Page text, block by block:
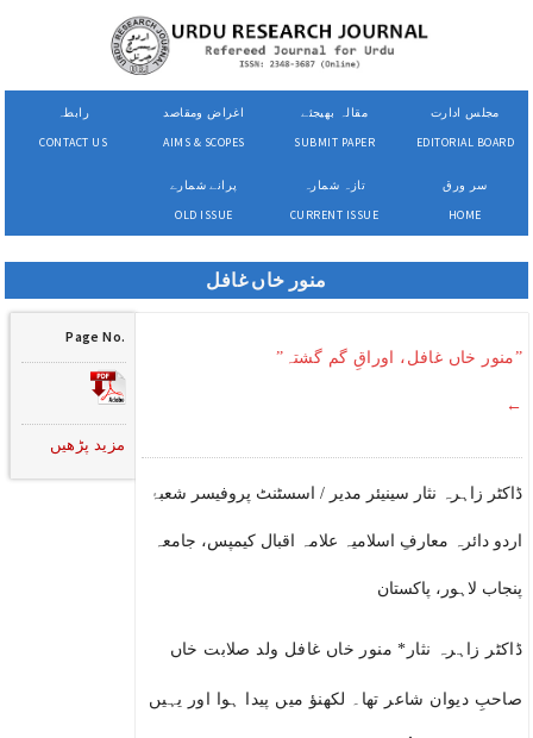
رابطہ
CONTACT US
اغراض ومقاصد
AIMS & SCOPES
مقالہ بھیجئے
SUBMIT PAPER
مجلس ادارت
EDITORIAL BOARD
پرانے شمارے
OLD ISSUE
تازہ شمارہ
CURRENT ISSUE
سر ورق
HOME
منور خاں غافل
”منور خاں غافل، اوراقِ گم گشتہ”
←
ڈاکٹر زاہرہ نثار سینیئر مدیر / اسسٹنٹ پروفیسر شعبۂ
اردو دائرہ معارفِ اسلامیہ علامہ اقبال کیمپس، جامعہ
پنجاب لاہور، پاکستان
ڈاکٹر زاہرہ نثار* منور خاں غافل ولد صلابت خاں
صاحبِ دیوان شاعر تھا۔ لکھنؤ میں پیدا ہوا اور یہیں
Page No.
مزید پڑھیں